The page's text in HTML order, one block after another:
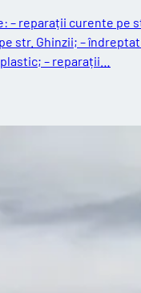
– reparații curente pe
str. Ghinzii; –
– reparații…